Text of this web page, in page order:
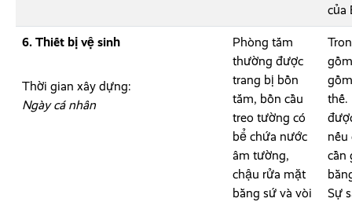
của
6. Thiết bị vệ sinh
Thời gian xây dựng:
Ngày cá nhân
Phòng tắm
thường được
trang bị bồn
tắm, bồn cầu
treo tường có
bể chứa nước
âm tường,
chậu rửa mặt
bằng sứ và vòi
thế.
nếu
cần
Sự